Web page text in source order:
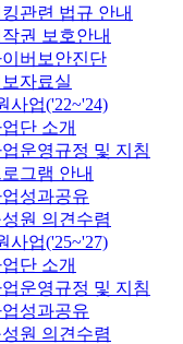
관련 법규 안내
권 보호안내
버보안진단
자료실
사업('22~'24)
단 소개
운영규정 및 지침
로그램 안내
성과공유
원 의견수렴
사업('25~'27)
단 소개
운영규정 및 지침
성과공유
원 의견수렴